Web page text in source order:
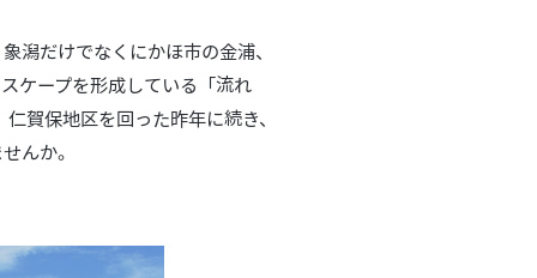
潟だけでなくにかほ市の金浦、
ケープを形成している「流れ
賀保地区を回った昨年に続き、
んか。